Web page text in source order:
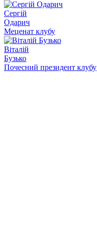
Сергій
Одарич
Меценат клубу
Віталій
Бузько
Почесний президент клубу